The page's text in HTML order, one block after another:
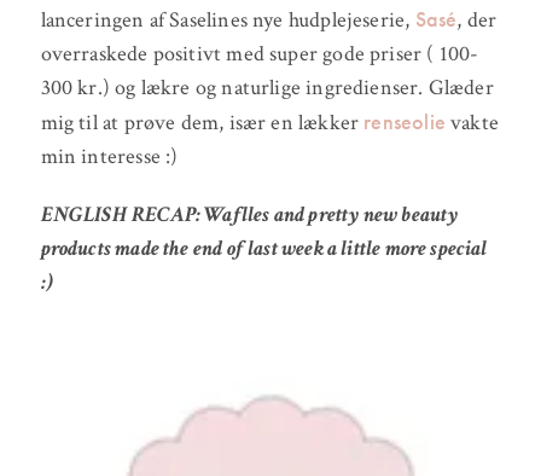
lanceringen af Saselines nye hudplejeserie, Sasé, der
overraskede positivt med super gode priser ( 100-
300 kr.) og lækre og naturlige ingredienser. Glæder
mig til at prøve dem, især en lækker renseolie vakte
min interesse :)
ENGLISH RECAP: Waflles and pretty new beauty
products made the end of last week a little more special
:)